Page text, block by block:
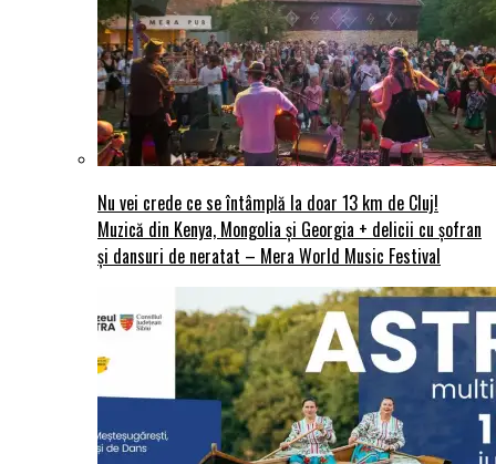
Nu vei crede ce se întâmplă la doar 13 km de Cluj!
Muzică din Kenya, Mongolia și Georgia + delicii cu șofran
și dansuri de neratat – Mera World Music Festival